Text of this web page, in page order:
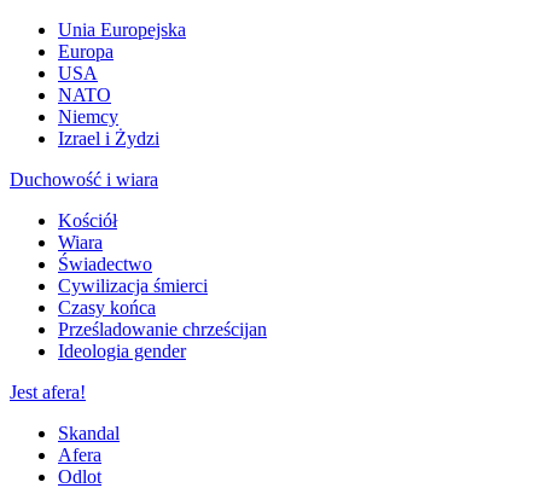
Unia Europejska
Europa
USA
NATO
Niemcy
Izrael i Żydzi
Duchowość i wiara
Kościół
Wiara
Świadectwo
Cywilizacja śmierci
Czasy końca
Prześladowanie chrześcijan
Ideologia gender
Jest afera!
Skandal
Afera
Odlot